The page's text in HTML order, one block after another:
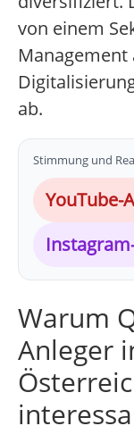
von einem
ab.
Stimmung und
YouTube-
Warum
Anleger